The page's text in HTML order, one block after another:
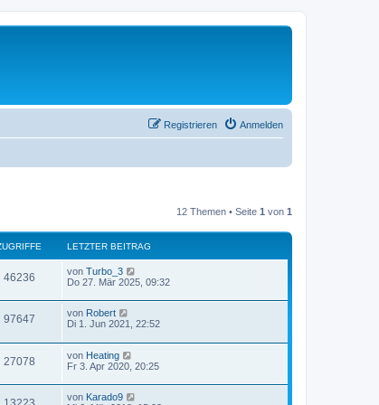
Anmelden
Registrieren
12 Themen • Seite 1 von 1
LETZTER BEITRAG
46236 von Turbo_3
Do 27. Mär 2025, 09:32
97647 von Robert
Di 1. Jun 2021, 22:52
27078 von Heating
Fr 3. Apr 2020, 20:25
von Karado9